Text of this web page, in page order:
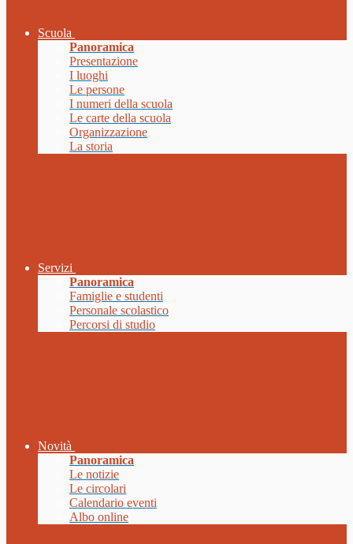
Scuola
Panoramica
Presentazione
I luoghi
Le persone
I numeri della scuola
Le carte della scuola
Organizzazione
La storia
Servizi
Panoramica
Famiglie e studenti
Personale scolastico
Percorsi di studio
Novità
Panoramica
Le notizie
Le circolari
Calendario eventi
Albo online